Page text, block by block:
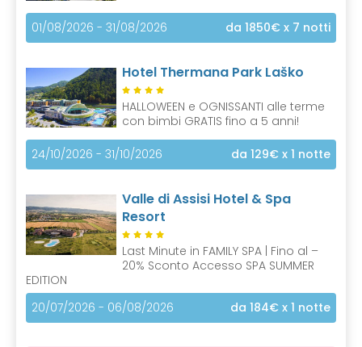
01/08/2026 - 31/08/2026 da 1850€ x 7 notti
Hotel Thermana Park Laško
HALLOWEEN e OGNISSANTI alle terme
con bimbi GRATIS fino a 5 anni!
24/10/2026 - 31/10/2026 da 129€ x 1 notte
Valle di Assisi Hotel & Spa
Resort
Last Minute in FAMILY SPA | Fino al –
20% Sconto Accesso SPA SUMMER
EDITION
20/07/2026 - 06/08/2026
da 184€ x 1 notte